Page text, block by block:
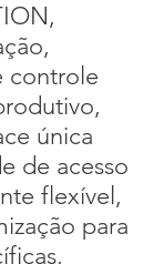
controle
única
de acesso
flexível,
para